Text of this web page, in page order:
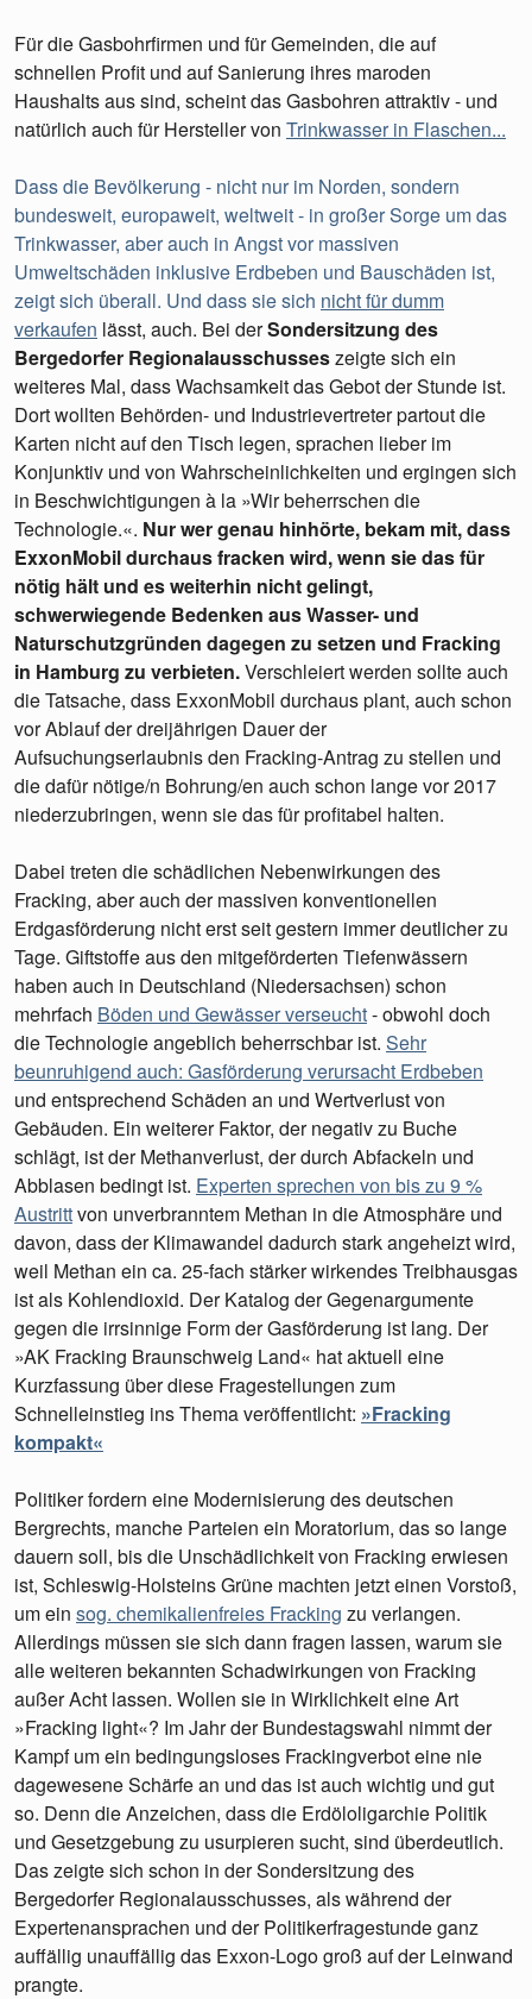
Für die Gasbohrfirmen und für Gemeinden, die auf
schnellen Profit und auf Sanierung ihres maroden
Haushalts aus sind, scheint das Gasbohren attraktiv - und
natürlich auch für Hersteller von Trinkwasser in Flaschen...
Dass die Bevölkerung - nicht nur im Norden, sondern
bundesweit, europaweit, weltweit - in großer Sorge um das
Trinkwasser, aber auch in Angst vor massiven
Umweltschäden inklusive Erdbeben und Bauschäden ist,
zeigt sich überall. Und dass sie sich nicht für dumm
verkaufen lässt, auch. Bei derSondersitzung des
Bergedorfer Regionalausschusseszeigte sich ein
weiteres Mal, dass Wachsamkeit das Gebot der Stunde ist.
Dort wollten Behörden- und Industrievertreter partout die
Karten nicht auf den Tisch legen, sprachen lieber im
Konjunktiv und von Wahrscheinlichkeiten und ergingen sich
in Beschwichtigungen à la »Wir beherrschen die
Technologie.«. Nur wer genau hinhörte, bekam mit, dass
ExxonMobil durchaus fracken wird, wenn sie das für
nötig hält und es weiterhin nicht gelingt,
schwerwiegende Bedenken aus Wasser- und
Naturschutzgründen dagegen zu setzen und Fracking
in Hamburg zu verbieten.Verschleiert werden sollte auch
die Tatsache, dass ExxonMobil durchaus plant, auch schon
vor Ablauf der dreijährigen Dauer der
Aufsuchungserlaubnis den Fracking-Antrag zu stellen und
die dafür nötige/n Bohrung/en auch schon lange vor 2017
niederzubringen, wenn sie das für profitabel halten.
Dabei treten die schädlichen Nebenwirkungen des
Fracking, aber auch der massiven konventionellen
Erdgasförderung nicht erst seit gestern immer deutlicher zu
Tage. Giftstoffe aus den mitgeförderten Tiefenwässern
haben auch in Deutschland (Niedersachsen) schon
mehrfach Böden und Gewässer verseucht- obwohl doch
die Technologie angeblich beherrschbar ist. Sehr
beunruhigend auch: Gasförderung verursacht Erdbeben
und entsprechend Schäden an und Wertverlust von
Gebäuden. Ein weiterer Faktor, der negativ zu Buche
schlägt, ist der Methanverlust, der durch Abfackeln und
Abblasen bedingt ist. Experten sprechen von bis zu 9 %
Austrittvon unverbranntem Methan in die Atmosphäre und
davon, dass der Klimawandel dadurch stark angeheizt wird,
weil Methan ein ca. 25-fach stärker wirkendes Treibhausgas
ist als Kohlendioxid. Der Katalog der Gegenargumente
gegen die irrsinnige Form der Gasförderung ist lang. Der
»AK Fracking Braunschweig Land« hat aktuell eine
Kurzfassung über diese Fragestellungen zum
Schnelleinstieg ins Thema veröffentlicht: »Fracking
kompakt«
Politiker fordern eine Modernisierung des deutschen
Bergrechts, manche Parteien ein Moratorium, das so lange
dauern soll, bis die Unschädlichkeit von Fracking erwiesen
ist, Schleswig-Holsteins Grüne machten jetzt einen Vorstoß,
um ein sog. chemikalienfreies Fracking zu verlangen.
Allerdings müssen sie sich dann fragen lassen, warum sie
alle weiteren bekannten Schadwirkungen von Fracking
außer Acht lassen. Wollen sie in Wirklichkeit eine Art
»Fracking light«? Im Jahr der Bundestagswahl nimmt der
Kampf um ein bedingungsloses Frackingverbot eine nie
dagewesene Schärfe an und das ist auch wichtig und gut
so. Denn die Anzeichen, dass die Erdöloligarchie Politik
und Gesetzgebung zu usurpieren sucht, sind überdeutlich.
Das zeigte sich schon in der Sondersitzung des
Bergedorfer Regionalausschusses, als während der
Expertenansprachen und der Politikerfragestunde ganz
auffällig unauffällig das Exxon-Logo groß auf der Leinwand
prangte.